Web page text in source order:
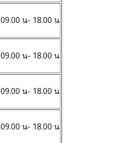
09.00 น- 18.00 น
09.00 น- 18.00 น
09.00 น- 18.00 น
09.00 น- 18.00 น